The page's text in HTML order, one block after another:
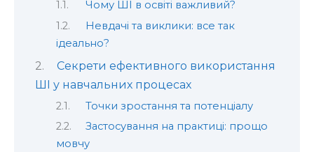
Чому ШІ в освіті важливий?
Невдачі та виклики: все так
ідеально?
Секрети ефективного використання
ШІ у навчальних процесах
Точки зростання та потенціалу
Застосування на практиці: прощо
мовчу